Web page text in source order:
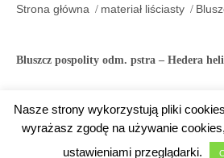
Strona główna materiał liściasty
Bluszcz pospolity odm. pstra – Hedera
copyright wicik-krzewy.pl
Nasze strony wykorzystują pliki
wyrażasz zgodę na używanie
ustawieniami przeglądarki.